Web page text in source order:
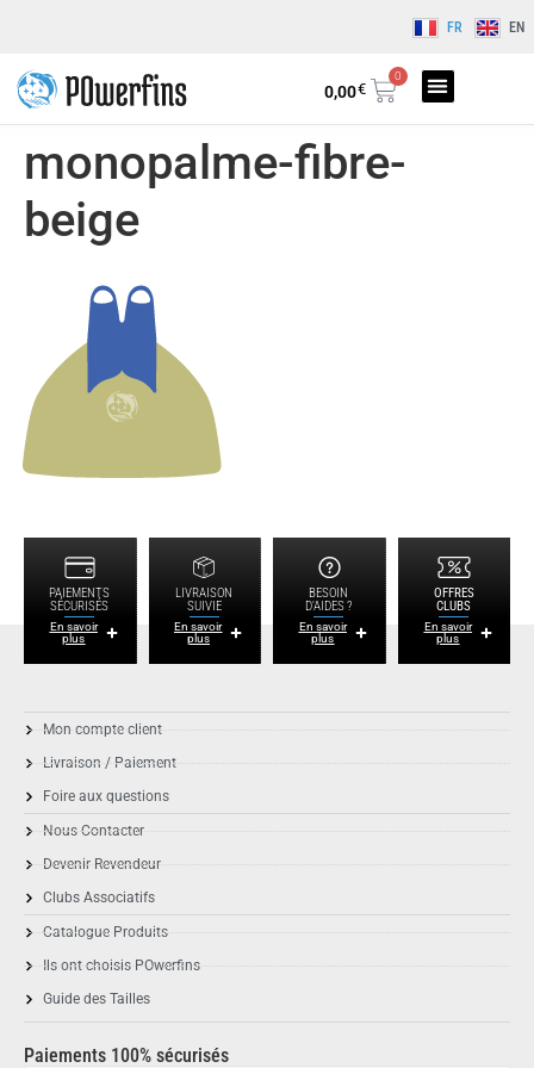
FR EN
0,00€
0
monopalme-fibre-
beige
PAIEMENTS
SÉCURISÉS
En savoir
plus
LIVRAISON
SUIVIE
En savoir
plus
BESOIN
D'AIDES ?
En savoir
plus
OFFRES
CLUBS
En savoir
plus
Mon compte client
Livraison / Paiement
Foire aux questions
Nous Contacter
Devenir Revendeur
Clubs Associatifs
Catalogue Produits
Ils ont choisis POwerfins
Guide des Tailles
Paiements 100% sécurisés